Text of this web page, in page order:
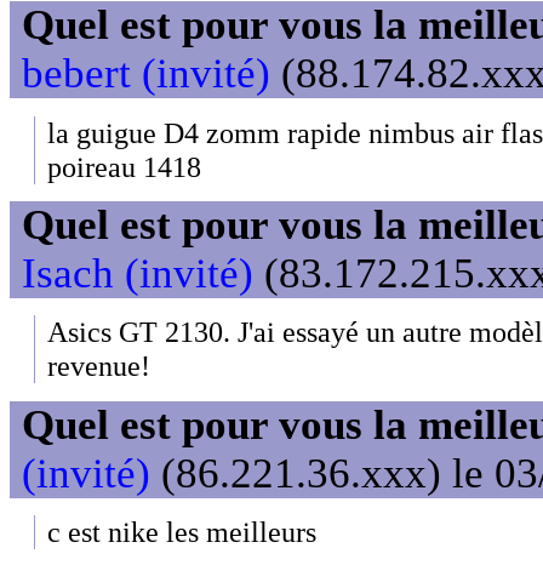
Quel est pour vous la
bebert (invité)
la guigue D4 zomm rapide nimbus air
poireau 1418
Quel est pour vous la
Isach (invité)
Asics GT 2130. J'ai essayé un autre
revenue!
Quel est pour vous la
(invité) (86.221.36.xxx) le
c est nike les meilleurs